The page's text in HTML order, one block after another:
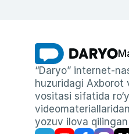
“Daryo” internet-
huzuridagi Axborot
vositasi sifatida
yozuv ilova qilingan